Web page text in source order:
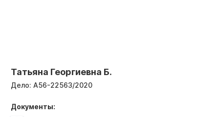
Татьяна Георгиевна Б.
Дело: А56-22563/2020
Документы: